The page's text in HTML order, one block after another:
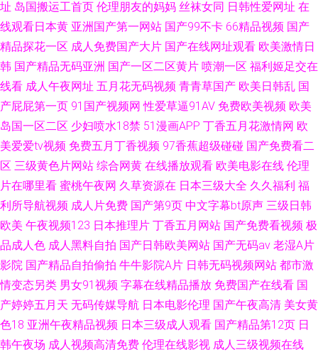
址 岛国搬运工首页 伦理朋友的妈妈 丝袜女同 日韩性爱网址 在
线观看日本黄 亚洲国产第一网站 国产99不卡 66精品视频 国产
精品探花一区 成人免费国产大片 国产在线网址观看 欧美激情日
韩 国产精品无码亚洲 国产一区二区黄片 喷潮一区 福利姬足交在
线看 成人午夜网址 五月花无码视频 青青草国产 欧美日韩乱 国
产屁屁第一页 91国产视频网 性爱草逼91AV 免费欧美视频 欧美
岛国一区二区 少妇喷水18禁 51漫画APP 丁香五月花激情网 欧
美爱爱tv视频 免费五月丁香视频 97香蕉超级碰碰 国产免费看二
区 三级黄色片网站 综合网黄 在线播放观看 欧美电影在线 伦理
片在哪里看 蜜桃午夜网 久草资源在 日本三级大全 久久福利 福
利所导航视频 成人片免费 国产第9页 中文字幕bt原声 三级日韩
欧美 午夜视频123 日本推理片 丁香五月网站 国产免费看视频 极
品成人色 成人黑料自拍 国产日韩欧美网站 国产无码av 老湿A片
影院 国产精品自拍偷拍 牛牛影院A片 日韩无码视频网站 都市激
情变态另类 男女91视频 字幕在线精品播放 免费国产在线看 国
产婷婷五月天 无码传媒导航 日本电影伦理 国产午夜高清 美女黄
色18 亚洲午夜精品视频 日本三级成人观看 国产精品第12页 日
韩午夜场 成人视频高清免费 伦理在线影视 成人三级视频在线